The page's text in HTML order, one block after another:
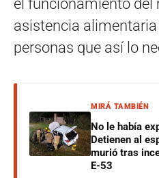
el funcionamiento
asistencia
personas que así lo
MIRÁ TAMBIÉN
No le había
Detienen al
murió tras
E-53